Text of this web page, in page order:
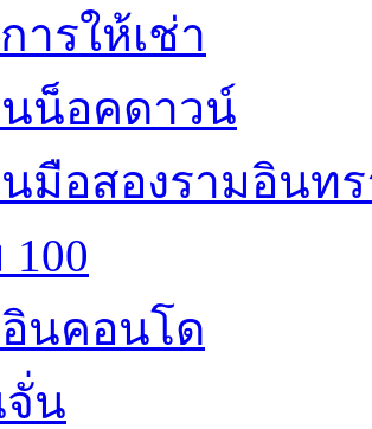
ารให้เช่า
น็อคดาวน์
มือสองรามอินท
นคอนโด
น